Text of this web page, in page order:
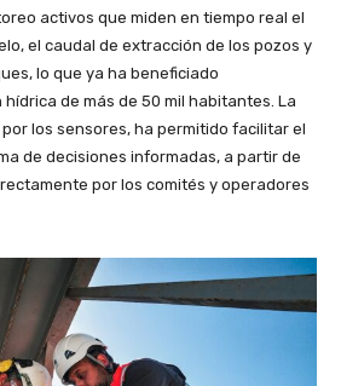
activos que miden en tiempo real el
el caudal de extracción de los pozos y
lo que ya ha beneficiado
de más de 50 mil habitantes. La
los sensores, ha permitido facilitar el
de decisiones informadas, a partir de
por los comités y operadores